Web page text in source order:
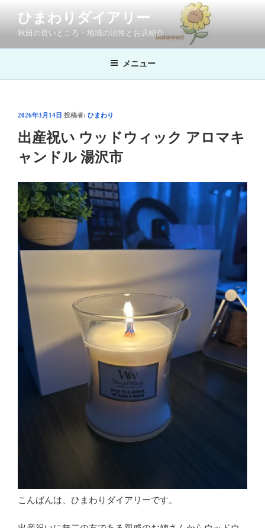
ン
へ
ひまわりダイアリー
秋田の良いところ・地域の活性とお店紹介
メニュー
投
日:
2026年3月14日 投稿者: ひまわり
出産祝い ウッドウィック アロマキ
ャンドル 湯沢市
こんばんは、ひまわりダイアリーです。